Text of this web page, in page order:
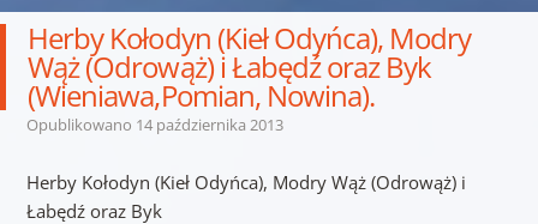
Herby Kołodyn (Kieł Odyńca), Modry
Wąż (Odrowąż) i Łabędź oraz Byk
(Wieniawa,Pomian, Nowina).
Opublikowano 14 października 2013
Herby Kołodyn (Kieł Odyńca), Modry Wąż (Odrowąż) i
Łabędź oraz Byk